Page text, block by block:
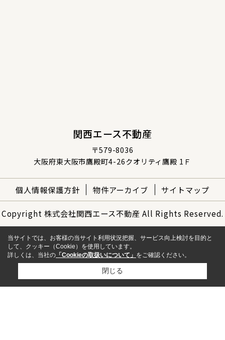
関西エース不動産
〒579-8036
大阪府東大阪市鷹殿町4-26クオリティ鷹殿 1Ｆ
個人情報保護方針 物件アーカイブ サイトマップ
Copyright 株式会社関西エース不動産 All Rights Reserved.
当サイトでは、お客様の当サイト利用状況把握、サービス向上検討を目的と
して、クッキー（Cookie）を使用しています。
詳しくは、当社の 「Cookieの取扱いについて」 をご確認ください。
閉じる